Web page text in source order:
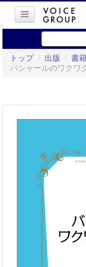
トップ / 出版 / 書
バシャールのワクワ